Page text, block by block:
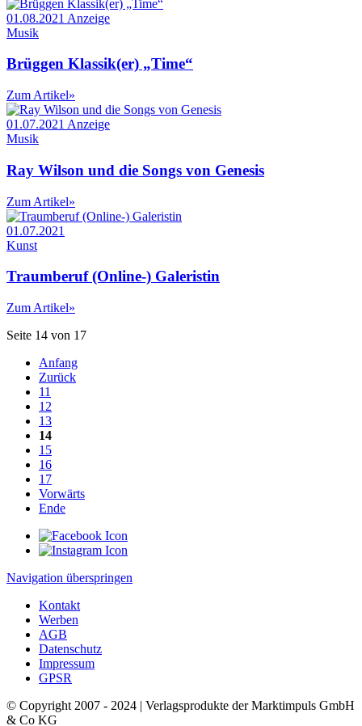
01.08.2021 Anzeige
Musik
Brüggen Klassik(er) „Time“
Zum Artikel»
01.07.2021 Anzeige
Musik
Ray Wilson und die Songs von Genesis
Zum Artikel»
01.07.2021
Kunst
Traumberuf (Online-) Galeristin
Zum Artikel»
Seite 14 von 17
Anfang
Zurück
11
12
13
14
15
16
17
Vorwärts
Ende
Navigation überspringen
Kontakt
Werben
AGB
Datenschutz
Impressum
GPSR
© Copyright 2007 - 2024 | Verlagsprodukte der Marktimpuls GmbH
& Co KG